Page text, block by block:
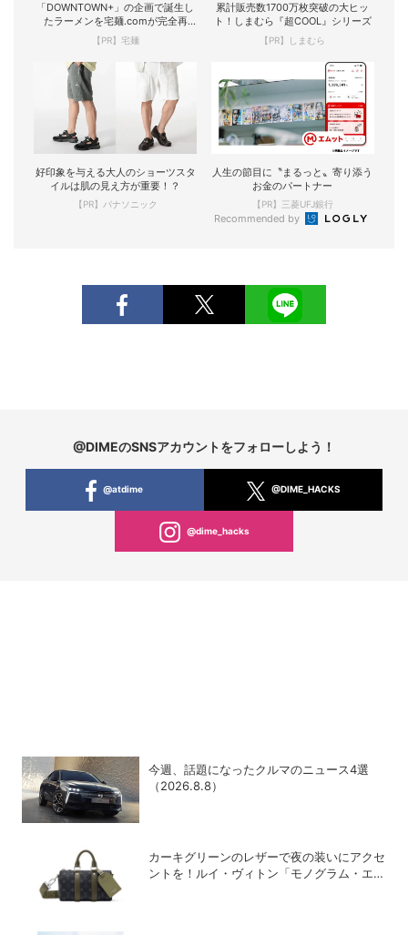
「DOWNTOWN+」の企画で誕生し
たラーメンを宅麺.comが完全再
現！
【PR】宅麺
累計販売数1700万枚突破の大ヒッ
ト！しまむら『超COOL』シリーズ
【PR】しまむら
好印象を与える大人のショーツスタ
イルは肌の見え方が重要！？
【PR】パナソニック
人生の節目に〝まるっと〟寄り添う
お金のパートナー
【PR】三菱UFJ銀行
Recommended by
@DIMEのSNSアカウントをフォローしよう！
@atdime @DIME_HACKS
@dime_hacks
今週、話題になったクルマのニュース4選
（2026.8.8）
カーキグリーンのレザーで夜の装いにアクセ
ントを！ルイ・ヴィトン「モノグラム・エク